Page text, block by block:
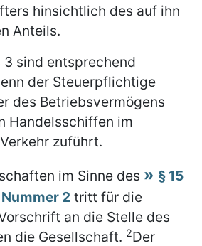
hinsichtlich des auf ihn
Anteils.
3 sind entsprechend
der Steuerpflichtige
des Betriebsvermögens
Handelsschiffen im
zuführt.
im Sinne des
§ 15
2 tritt für die
an die Stelle des
die Gesellschaft. 2Der